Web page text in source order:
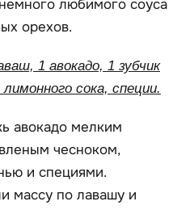
любимого соуса
орехов.
1 авокадо, 1 зубчик
сока, специи.
авокадо мелким
чесноком,
и специями.
массу по лавашу и